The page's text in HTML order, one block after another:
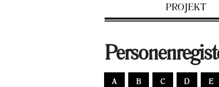
PRO­JEKT
A B C D E